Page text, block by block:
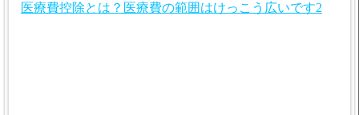
医療費控除とは？医療費の範囲はけっこう広いです2